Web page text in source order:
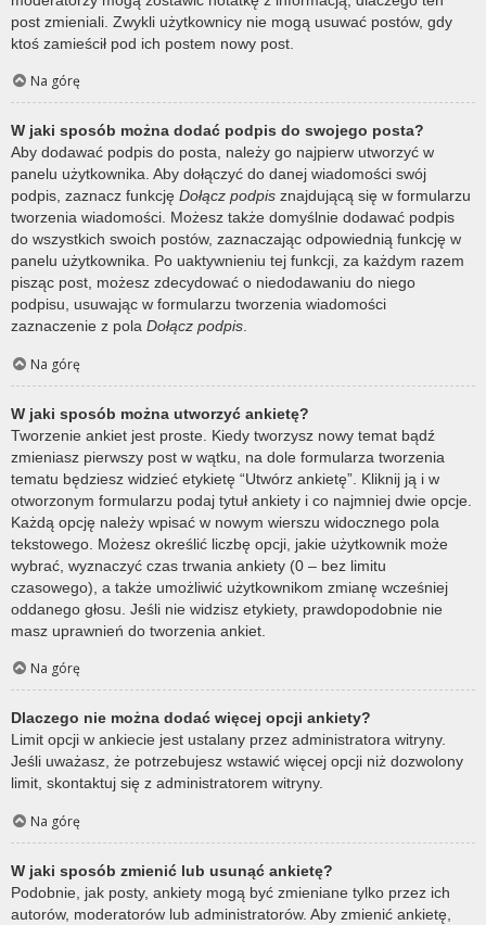
post zmieniali. Zwykli użytkownicy nie mogą usuwać postów, gdy
ktoś zamieścił pod ich postem nowy post.
Na górę
W jaki sposób można dodać podpis do swojego posta?
Aby dodawać podpis do posta, należy go najpierw utworzyć w
panelu użytkownika. Aby dołączyć do danej wiadomości swój
podpis, zaznacz funkcję Dołącz podpis znajdującą się w formularzu
tworzenia wiadomości. Możesz także domyślnie dodawać podpis
do wszystkich swoich postów, zaznaczając odpowiednią funkcję w
panelu użytkownika. Po uaktywnieniu tej funkcji, za każdym razem
pisząc post, możesz zdecydować o niedodawaniu do niego
podpisu, usuwając w formularzu tworzenia wiadomości
zaznaczenie z pola Dołącz podpis.
Na górę
W jaki sposób można utworzyć ankietę?
Tworzenie ankiet jest proste. Kiedy tworzysz nowy temat bądź
zmieniasz pierwszy post w wątku, na dole formularza tworzenia
tematu będziesz widzieć etykietę “Utwórz ankietę”. Kliknij ją i w
otworzonym formularzu podaj tytuł ankiety i co najmniej dwie opcje.
Każdą opcję należy wpisać w nowym wierszu widocznego pola
tekstowego. Możesz określić liczbę opcji, jakie użytkownik może
wybrać, wyznaczyć czas trwania ankiety (0 – bez limitu
czasowego), a także umożliwić użytkownikom zmianę wcześniej
oddanego głosu. Jeśli nie widzisz etykiety, prawdopodobnie nie
masz uprawnień do tworzenia ankiet.
Na górę
Dlaczego nie można dodać więcej opcji ankiety?
Limit opcji w ankiecie jest ustalany przez administratora witryny.
Jeśli uważasz, że potrzebujesz wstawić więcej opcji niż dozwolony
limit, skontaktuj się z administratorem witryny.
Na górę
W jaki sposób zmienić lub usunąć ankietę?
Podobnie, jak posty, ankiety mogą być zmieniane tylko przez ich
autorów, moderatorów lub administratorów. Aby zmienić ankietę,